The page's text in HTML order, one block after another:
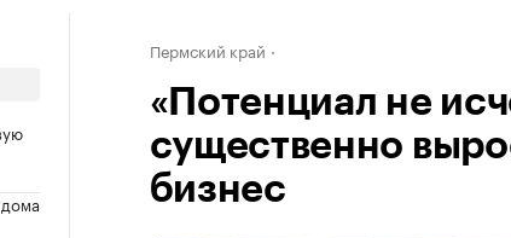
Пермский край
«Потенциал не
существенно
бизнес